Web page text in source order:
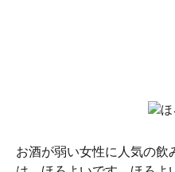
お酒が弱い女性に人気の飲